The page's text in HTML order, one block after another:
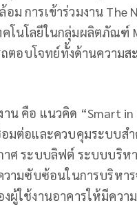
การเข้าร่วมงาน The
โนโลยีในกลุ่มผลิตภัณฑ์
ตอบโจทย์ทั้งด้านความ
น คือ แนวคิด “Smart in
มต่อและควบคุมระบบส
ศ ระบบลิฟต์ ระบบบริห
ามซับซ้อนในการบริหา
ผู้ใช้งานอาคารให้มีคว